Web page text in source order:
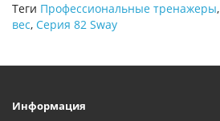
Теги Профессиональные тренажеры,
вес, Серия 82 Sway
Информация